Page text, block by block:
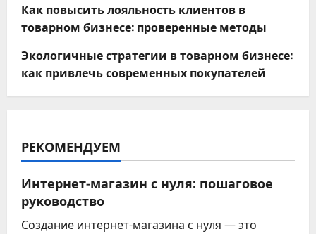
Как повысить лояльность клиентов в
товарном бизнесе: проверенные методы
Экологичные стратегии в товарном бизнесе:
как привлечь современных покупателей
РЕКОМЕНДУЕМ
Интернет-магазин с нуля: пошаговое
руководство
Создание интернет-магазина с нуля — это